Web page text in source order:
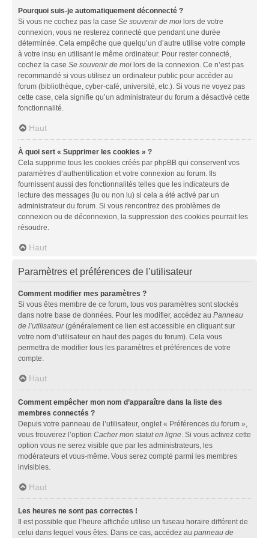
Pourquoi suis-je automatiquement déconnecté ?
Si vous ne cochez pas la case Se souvenir de moi lors de votre
connexion, vous ne resterez connecté que pendant une durée
déterminée. Cela empêche que quelqu’un d’autre utilise votre compte
à votre insu en utilisant le même ordinateur. Pour rester connecté,
cochez la case Se souvenir de moi lors de la connexion. Ce n’est pas
recommandé si vous utilisez un ordinateur public pour accéder au
forum (bibliothèque, cyber-café, université, etc.). Si vous ne voyez pas
cette case, cela signifie qu’un administrateur du forum a désactivé cette
fonctionnalité.
Haut
À quoi sert « Supprimer les cookies » ?
Cela supprime tous les cookies créés par phpBB qui conservent vos
paramètres d’authentification et votre connexion au forum. Ils
fournissent aussi des fonctionnalités telles que les indicateurs de
lecture des messages (lu ou non lu) si cela a été activé par un
administrateur du forum. Si vous rencontrez des problèmes de
connexion ou de déconnexion, la suppression des cookies pourrait les
résoudre.
Haut
Paramètres et préférences de l’utilisateur
Comment modifier mes paramètres ?
Si vous êtes membre de ce forum, tous vos paramètres sont stockés
dans notre base de données. Pour les modifier, accédez au Panneau
de l’utilisateur(généralement ce lien est accessible en cliquant sur
votre nom d’utilisateur en haut des pages du forum). Cela vous
permettra de modifier tous les paramètres et préférences de votre
compte.
Haut
Comment empêcher mon nom d’apparaître dans la liste des
membres connectés ?
Depuis votre panneau de l’utilisateur, onglet « Préférences du forum »,
vous trouverez l’option Cacher mon statut en ligne. Si vous activez cette
option vous ne serez visible que par les administrateurs, les
modérateurs et vous-même. Vous serez compté parmi les membres
invisibles.
Haut
Les heures ne sont pas correctes !
Il est possible que l’heure affichée utilise un fuseau horaire différent de
celui dans lequel vous êtes. Dans ce cas, accédez au panneau de